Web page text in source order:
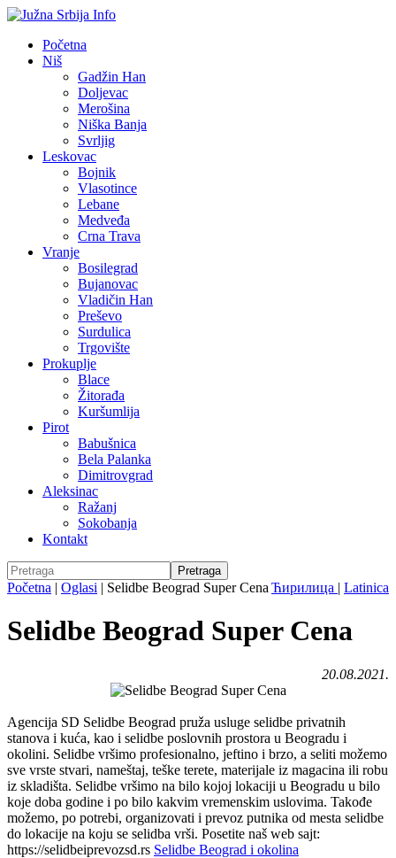
Početna
Niš
Gadžin Han
Doljevac
Merošina
Niška Banja
Svrljig
Leskovac
Bojnik
Vlasotince
Lebane
Medveđa
Crna Trava
Vranje
Bosilegrad
Bujanovac
Vladičin Han
Preševo
Surdulica
Trgovište
Prokuplje
Blace
Žitorađa
Kuršumlija
Pirot
Babušnica
Bela Palanka
Dimitrovgrad
Aleksinac
Ražanj
Sokobanja
Kontakt
Ћирилица | Latinica
Početna | Oglasi | Selidbe Beograd Super Cena
Selidbe Beograd Super Cena
20.08.2021.
Agencija SD Selidbe Beograd pruža usluge selidbe privatnih
stanova i kuća, kao i selidbe poslovnih prostora u Beogradu i
okolini. Selidbe vršimo profesionalno, jeftino i brzo, a seliti možemo
sve vrste stvari, nameštaj, teške terete, materijale iz magacina ili robu
iz skladišta. Selidbe vršimo na bilo kojoj lokaciji u Beogradu u bilo
koje doba godine i po bilo kakvim vremenskim uslovima. Takođe
možemo, po potrebi, organizovati i prevoz putnika od mesta selidbe
do lokacije na koju se selidba vrši. Posetite naš web sajt:
https://selidbeiprevozsd.rs Selidbe Beograd i okolina